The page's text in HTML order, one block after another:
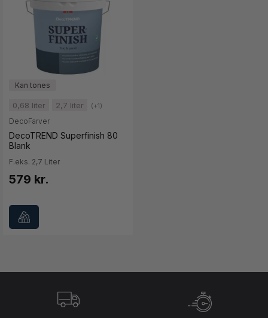
0,68 liter 2,7 liter (+1)
DecoFarver
DecoTREND Superfinish 80
Blank
F.eks. 2,7 Liter
579 kr.